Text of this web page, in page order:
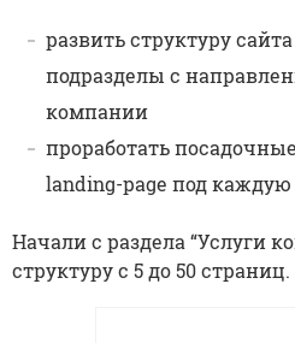
развить структуру
подразделы с
компании
проработать
landing-page под каждую
Начали с раздела “Услуги
структуру с 5 до 50 страниц.